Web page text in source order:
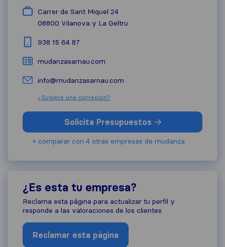
Carrer de Sant Miquel 24
08800 Vilanova y La Geltru
938 15 64 87
mudanzasarnau.com
info@mudanzasarnau.com
¿Sugiere una correcion?
Solicita Presupuestos
+ comparar con 4 otras empresas de mudanza.
¿Es esta tu empresa?
Reclama esta página para actualizar tu perfil y
responde a las valoraciones de los clientes
Reclamar esta página